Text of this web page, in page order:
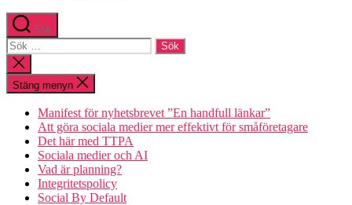
Sök
Sök
efter:
Stäng
sökningen
Stäng menyn
Manifest för nyhetsbrevet ”En handfull länkar”
Att göra sociala medier mer effektivt för småföretagare
Det här med TTPA
Sociala medier och AI
Vad är planning?
Integritetspolicy
Social By Default